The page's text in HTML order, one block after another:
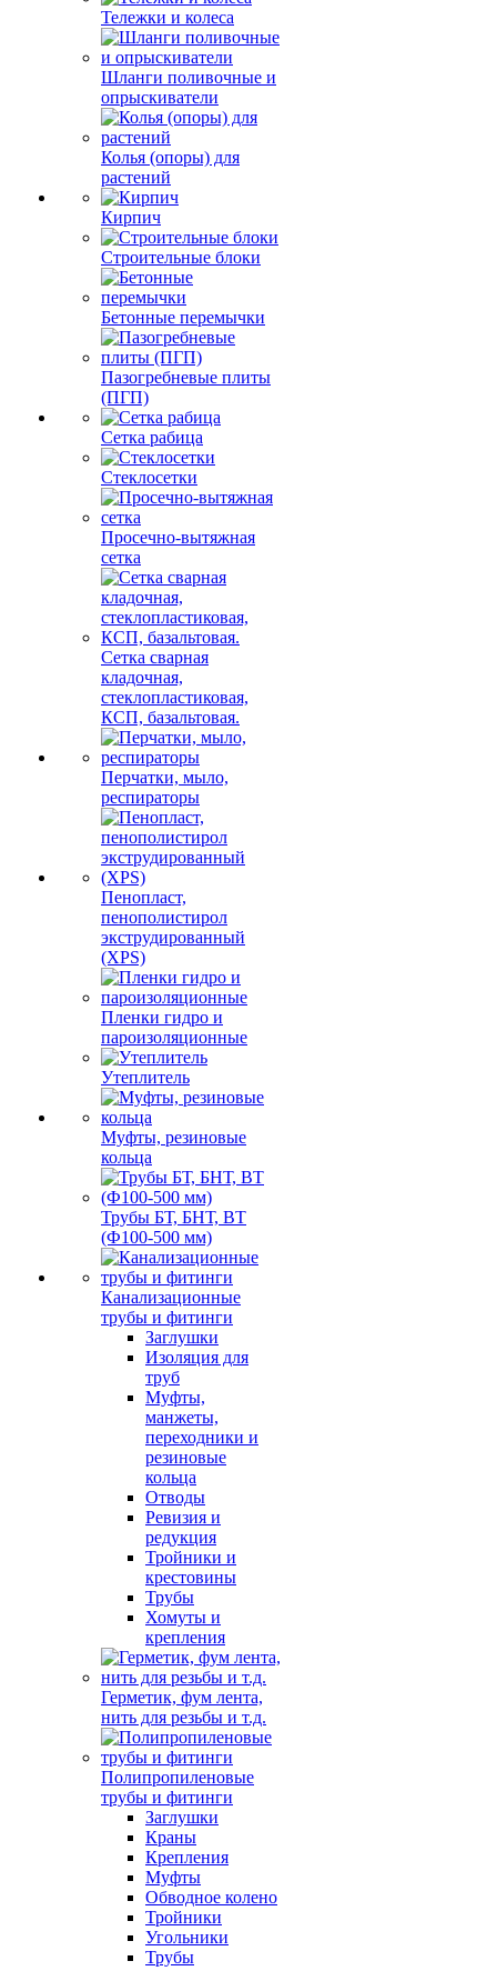
Тележки и колеса
Шланги поливочные и
опрыскиватели
Колья (опоры) для
растений
Кирпич
Строительные блоки
Бетонные перемычки
Пазогребневые плиты
(ПГП)
Сетка рабица
Стеклосетки
Просечно-вытяжная
сетка
Сетка сварная
кладочная,
стеклопластиковая,
КСП, базальтовая.
Перчатки, мыло,
респираторы
Пенопласт,
пенополистирол
экструдированный
(XPS)
Пленки гидро и
пароизоляционные
Утеплитель
Муфты, резиновые
кольца
Трубы БТ, БНТ, ВТ
(Ф100-500 мм)
Канализационные
трубы и фитинги
Заглушки
Изоляция для
труб
Муфты,
манжеты,
переходники и
резиновые
кольца
Отводы
Ревизия и
редукция
Тройники и
крестовины
Трубы
Хомуты и
крепления
Герметик, фум лента,
нить для резьбы и т.д.
Полипропиленовые
трубы и фитинги
Заглушки
Краны
Крепления
Муфты
Обводное колено
Тройники
Угольники
Трубы